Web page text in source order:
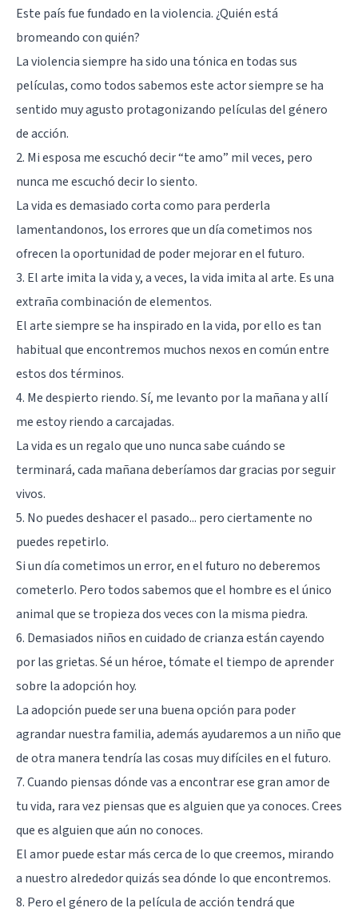
Este país fue fundado en la violencia. ¿Quién está
bromeando con quién?
La violencia siempre ha sido una tónica en todas sus
películas, como todos sabemos este actor siempre se ha
sentido muy agusto protagonizando películas del género
de acción.
2. Mi esposa me escuchó decir “te amo” mil veces, pero
nunca me escuchó decir lo siento.
La vida es demasiado corta como para perderla
lamentandonos, los errores que un día cometimos nos
ofrecen la oportunidad de poder mejorar en el futuro.
3. El arte imita la vida y, a veces, la vida imita al arte. Es una
extraña combinación de elementos.
El arte siempre se ha inspirado en la vida, por ello es tan
habitual que encontremos muchos nexos en común entre
estos dos términos.
4. Me despierto riendo. Sí, me levanto por la mañana y allí
me estoy riendo a carcajadas.
La vida es un regalo que uno nunca sabe cuándo se
terminará, cada mañana deberíamos dar gracias por seguir
vivos.
5. No puedes deshacer el pasado... pero ciertamente no
puedes repetirlo.
Si un día cometimos un error, en el futuro no deberemos
cometerlo. Pero todos sabemos que el hombre es el único
animal que se tropieza dos veces con la misma piedra.
6. Demasiados niños en cuidado de crianza están cayendo
por las grietas. Sé un héroe, tómate el tiempo de aprender
sobre la adopción hoy.
La adopción puede ser una buena opción para poder
agrandar nuestra familia, además ayudaremos a un niño que
de otra manera tendría las cosas muy difíciles en el futuro.
7. Cuando piensas dónde vas a encontrar ese gran amor de
tu vida, rara vez piensas que es alguien que ya conoces. Crees
que es alguien que aún no conoces.
El amor puede estar más cerca de lo que creemos, mirando
a nuestro alrededor quizás sea dónde lo que encontremos.
8. Pero el género de la película de acción tendrá que